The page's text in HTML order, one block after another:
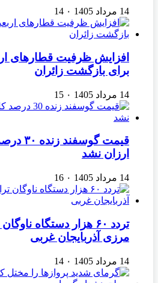
14 مرداد 1405 ۰ 14
افزایش ظرفیت قطارهای
برای بازگشت زائران
14 مرداد 1405 ۰ 15
قیمت
ارزان نشد
14 مرداد 1405 ۰ 16
تردد ۶۰ هزار دستگاه
مرزی آذربایجان ‌غربی
14 مرداد 1405 ۰ 14